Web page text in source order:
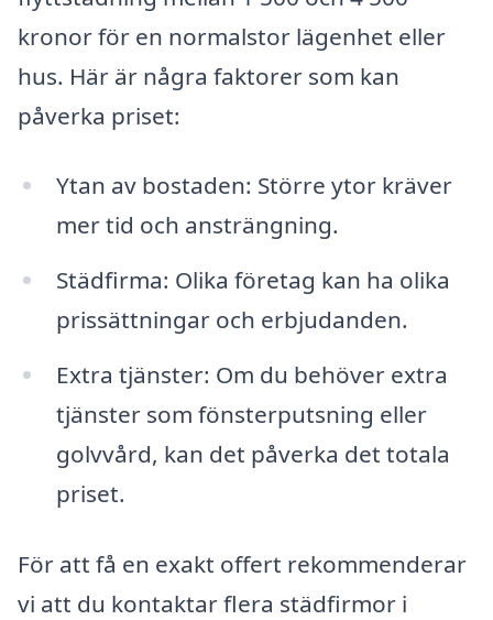
kronor för en normalstor lägenhet eller
hus. Här är några faktorer som kan
påverka priset:
Ytan av bostaden: Större ytor kräver
mer tid och ansträngning.
Städfirma: Olika företag kan ha olika
prissättningar och erbjudanden.
Extra tjänster: Om du behöver extra
tjänster som fönsterputsning eller
golvvård, kan det påverka det totala
priset.
För att få en exakt offert rekommenderar
vi att du kontaktar flera städfirmor i